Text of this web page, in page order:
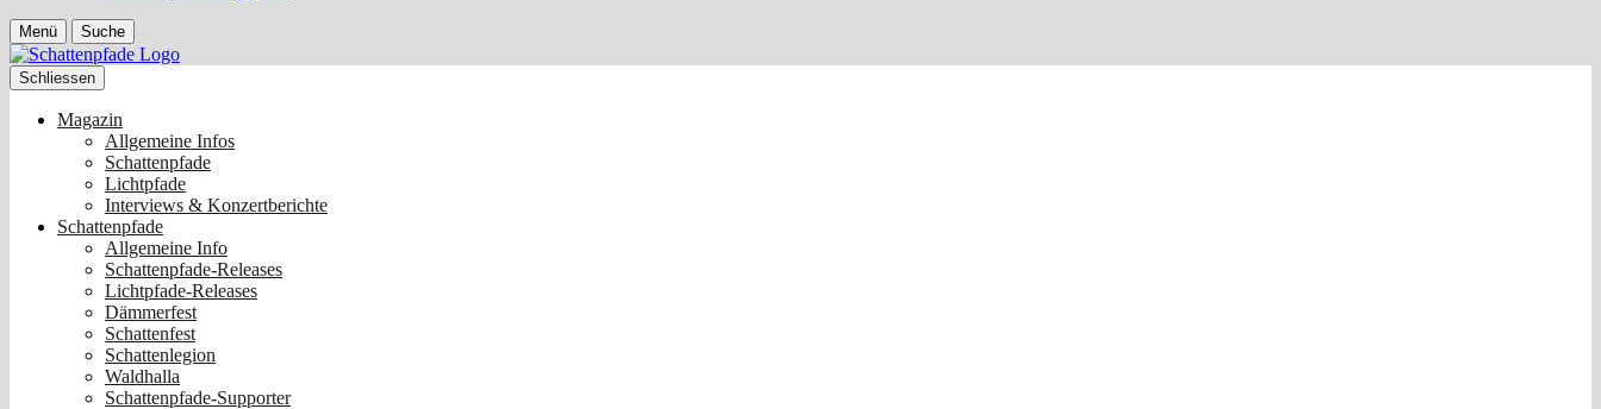
Menü Suche
Schliessen
Magazin
Allgemeine Infos
Schattenpfade
Lichtpfade
Interviews & Konzertberichte
Schattenpfade
Allgemeine Info
Schattenpfade-Releases
Lichtpfade-Releases
Dämmerfest
Schattenfest
Schattenlegion
Waldhalla
Schattenpfade-Supporter